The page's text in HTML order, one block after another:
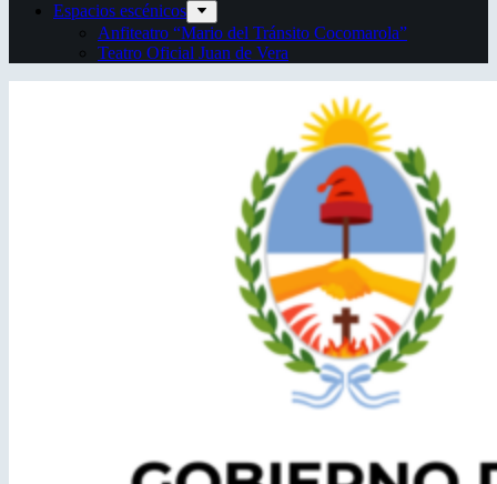
Espacios escénicos
Anfiteatro “Mario del Tránsito Cocomarola”
Teatro Oficial Juan de Vera